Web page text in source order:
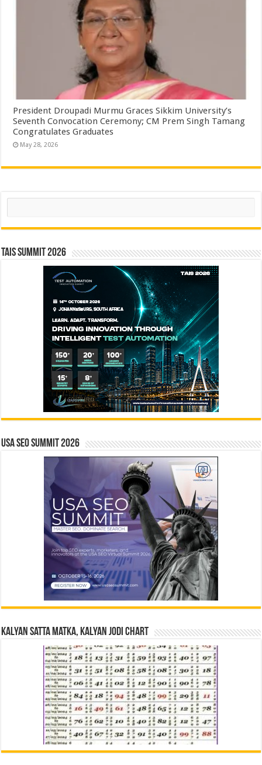
President Droupadi Murmu Graces Sikkim University’s
Seventh Convocation Ceremony; CM Prem Singh Tamang
Congratulates Graduates
May 28, 2026
Search
TAIS Summit 2026
USA SEO SUMMIT 2026
Kalyan Satta Matka, Kalyan Jodi Chart